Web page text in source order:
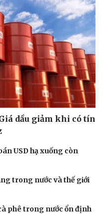
Câu chuyện thời sự
Cửa sổ tình yêu
dầu giảm khi có tín
USD hạ xuống còn
trong nước và thế giới
phê trong nước ổn định